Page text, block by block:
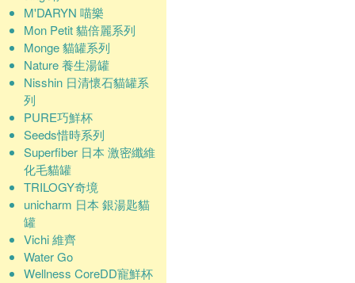
M'DARYN 喵樂
Mon Petit 貓倍麗系列
Monge 貓罐系列
Nature 養生湯罐
Nisshin 日清懷石貓罐系
列
PURE巧鮮杯
Seeds惜時系列
Superfiber 日本 激密纖維
化毛貓罐
TRILOGY奇境
unicharm 日本 銀湯匙貓
罐
Vichi 維齊
Water Go
Wellness CoreDD寵鮮杯